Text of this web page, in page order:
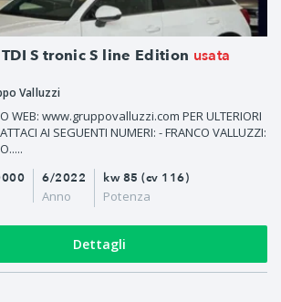
S tronic S line Edition usata
Valluzzi
WEB: www.gruppovalluzzi.com PER ULTERIORI
AI SEGUENTI NUMERI: - FRANCO VALLUZZI:
6/2022
Anno
kw 85 (cv 116)
Potenza
Dettagli